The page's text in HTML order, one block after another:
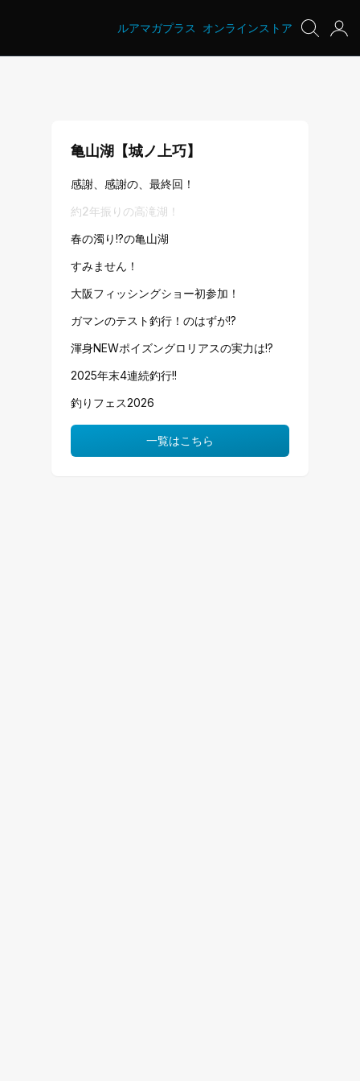
ルアマガプラス オンラインストア
亀山湖【城ノ上巧】
感謝、感謝の、最終回！
約2年振りの高滝湖！
春の濁り!?の亀山湖
すみません！
大阪フィッシングショー初参加！
ガマンのテスト釣行！のはずが!?
渾身NEWポイズングロリアスの実力は!?
2025年末4連続釣行!!
釣りフェス2026
一覧はこちら